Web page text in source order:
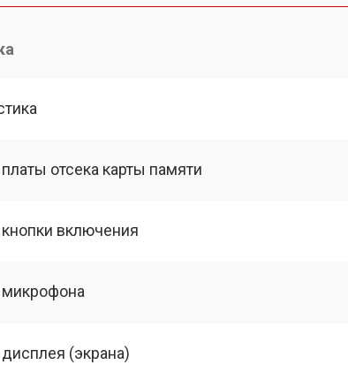
отсека карты памяти
включения
(экрана)